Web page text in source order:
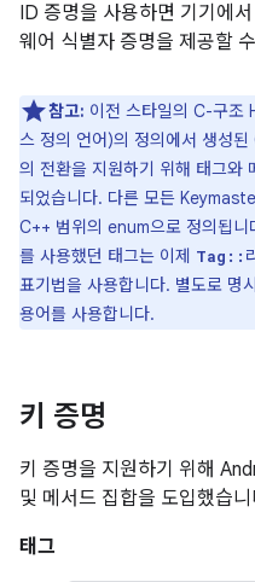
ID 증명을 사용하면 기기에
웨어 식별자 증명을 제공할
참고: 이전 스타일의 C-구조
스 정의 언어)의 정의에서 생성
의 전환을 지원하기 위해 태그
되었습니다. 다른 모든
C++ 범위의 enum으로 정의됩니
를 사용했던 태그는 이제 Tag::
표기법을 사용합니다. 별도로 명
용어를 사용합니다.
키 증명
키 증명을 지원하기 위해
및 메서드 집합을 도입했습니
태그